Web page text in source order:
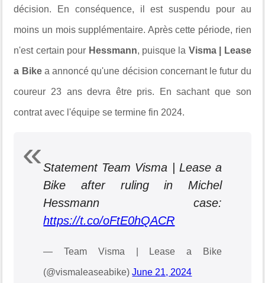
décision. En conséquence, il est suspendu pour au
moins un mois supplémentaire. Après cette période, rien
n'est certain pour Hessmann, puisque la Visma | Lease
a Bikea annoncé qu'une décision concernant le futur du
coureur 23 ans devra être pris. En sachant que son
contrat avec l'équipe se termine fin 2024.
Statement Team Visma | Lease a
Bike after ruling in Michel
Hessmann case:
https://t.co/oFtE0hQACR
— Team Visma | Lease a Bike
(@vismaleaseabike)June 21, 2024